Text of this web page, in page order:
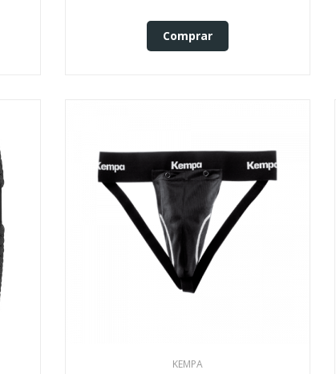
Comprar
KEMPA